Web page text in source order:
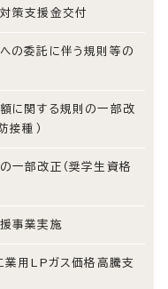
策支援金交付
の委託に伴う規則等の
に関する規則の一部改
接種）
一部改正（奨学生資格
事業実施
業用LPガス価格高騰支